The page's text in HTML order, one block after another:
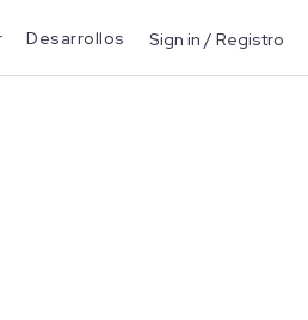
Desarrollos Sign in / Registro